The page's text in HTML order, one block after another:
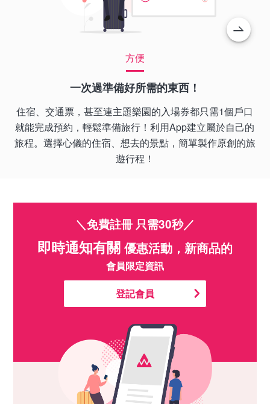
方便
一次過準備好所需的東西！
住宿、交通票，甚至連主題樂園的入場券都只需1個戶口
就能完成預約，輕鬆準備旅行！利用App建立屬於自己的
旅程。選擇心儀的住宿、想去的景點，簡單製作原創的旅
遊行程！
＼免費註冊 只需30秒／
即時通知有關 優惠活動，新商品的
會員限定資訊
登記會員